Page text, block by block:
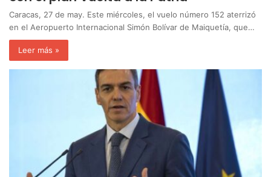
Caracas, 27 de may. Este miércoles, el vuelo número 152 aterrizó
en el Aeropuerto Internacional Simón Bolívar de Maiquetía, que…
Leer más »